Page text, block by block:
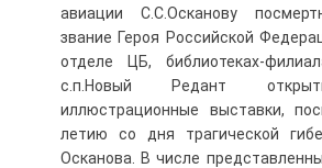
авиации С.С.Осканову
звание Героя Российской
отделе ЦБ, библиотеках-
с.п.Новый Редант
иллюстрационные выставки,
летию со дня трагической
Осканова. В числе